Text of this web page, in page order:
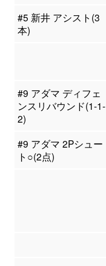
#5 新井 アシスト(3
本)
#9 アダマ ディフェ
ンスリバウンド(1-1-
2)
#9 アダマ 2Pシュー
ト○(2点)